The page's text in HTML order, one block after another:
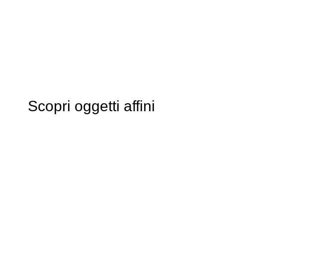
Scopri oggetti affini